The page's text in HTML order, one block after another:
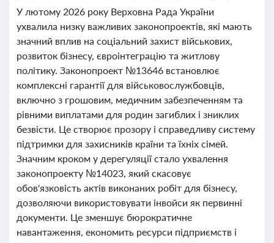
У лютому 2026 року Верховна Рада України
ухвалила низку важливих законопроектів, які мають
значний вплив на соціальний захист військових,
розвиток бізнесу, євроінтеграцію та житлову
політику. Законопроект №13646 встановлює
комплексні гарантії для військовослужбовців,
включно з грошовим, медичним забезпеченням та
рівними виплатами для родин загиблих і зниклих
безвісти. Це створює прозору і справедливу систему
підтримки для захисників країни та їхніх сімей.
Значним кроком у дерегуляції стало ухвалення
законопроекту №14023, який скасовує
обов'язковість актів виконаних робіт для бізнесу,
дозволяючи використовувати інвойси як первинні
документи. Це зменшує бюрократичне
навантаження, економить ресурси підприємств і